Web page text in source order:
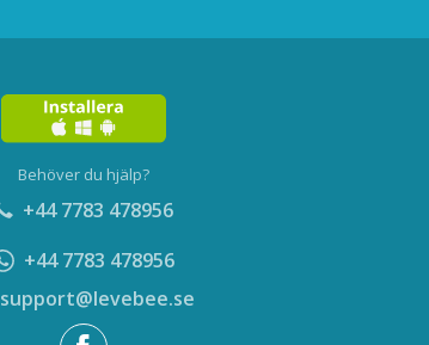
Behöver du hjälp?
+44 7783 478956
+44 7783 478956
support@levebee.se